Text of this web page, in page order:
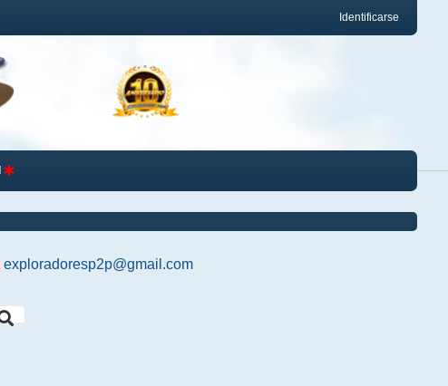
Identificarse
exploradoresp2p@gmail.com